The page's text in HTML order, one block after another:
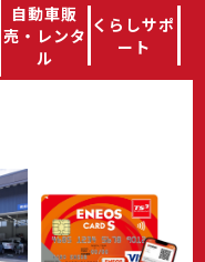
自動車販
売・レンタ
ル
くらしサポ
ート